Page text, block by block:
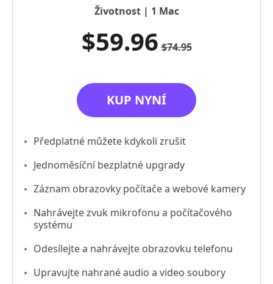
Životnost | 1 Mac
$59.96 $74.95
KUP NYNÍ
Předplatné můžete kdykoli zrušit
Jednoměsíční bezplatné upgrady
Záznam obrazovky počítače a webové kamery
Nahrávejte zvuk mikrofonu a počítačového
systému
Odesílejte a nahrávejte obrazovku telefonu
Upravujte nahrané audio a video soubory